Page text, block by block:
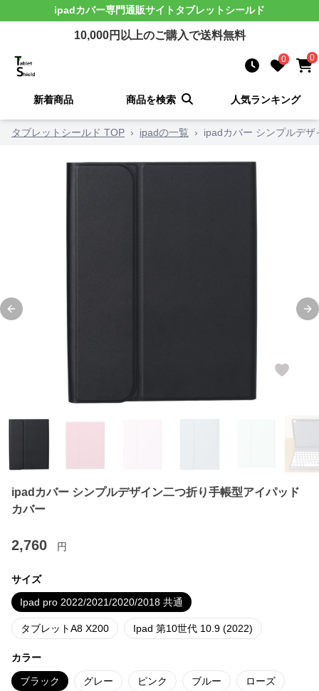
ipadカバー専門通販サイト タブレットシールド
10,000円以上のご購入で送料無料
0 0
新着商品 商品を検索 人気ランキング
タブレットシールド TOP › ipadの一覧 › ipadカバー シンプルデ
Previous slide
ipadカバー シンプルデザイン二つ折り手帳型アイパッド
カバー
2,760 円
サイズ
Ipad pro 2022/2021/2020/2018 共通
タブレットA8 X200 Ipad 第10世代 10.9 (2022)
カラー
ブラック グレー ピンク ブルー ローズ